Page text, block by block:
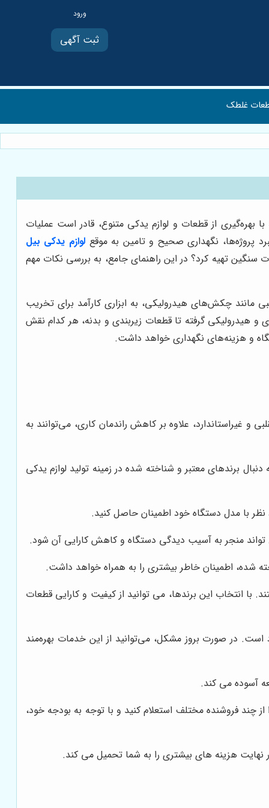
ثبت آگهی
غلطک
از قطعات و لوازم یدکی متنوع، قادر است عملیات
پروژه‌ها، نگهداری صحیح و تامین به موقع لوازم یدکی بیل
سنگین تهیه کرد؟ در این راهنمای جامع، به بررسی نکات مهم
مانند چکش‌های هیدرولیکی، به ابزاری کارآمد برای تخریب
و هیدرولیکی گرفته تا قطعات زیربندی و بدنه، هر کدام نقش
و هزینه‌های نگهداری خواهد داشت.
غیراستاندارد، علاوه بر کاهش راندمان کاری، می‌توانند به
برندهای معتبر و شناخته شده در زمینه تولید لوازم یدکی
با مدل دستگاه خود اطمینان حاصل کنید.
تواند منجر به آسیب دیدگی دستگاه و کاهش کارایی آن شود.
شده، اطمینان خاطر بیشتری را به همراه خواهد داشت.
با انتخاب این برندها، می توانید از کیفیت و کارایی قطعات
در صورت بروز مشکل، می‌توانید از این خدمات بهره‌مند
آسوده می کند.
چند فروشنده مختلف استعلام کنید و با توجه به بودجه خود،
هزینه های بیشتری را به شما تحمیل می کند.